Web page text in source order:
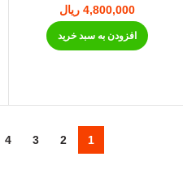
فعلی:4,800,000 ریال
افزودن به سبد خرید
1
2
3
4